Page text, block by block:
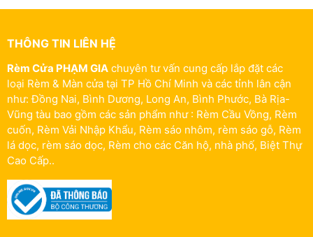
THÔNG TIN LIÊN HỆ
Rèm Cửa PHẠM GIA chuyên tư vấn cung cấp lắp đặt các
loại Rèm & Màn cửa tại TP Hồ Chí Minh và các tỉnh lân cận
như: Đồng Nai, Bình Dương, Long An, Bình Phước, Bà Rịa-
Vũng tàu bao gồm các sản phẩm như : Rèm Cầu Vồng, Rèm
cuốn, Rèm Vải Nhập Khẩu, Rèm sáo nhôm, rèm sáo gỗ, Rèm
lá dọc, rèm sáo dọc, Rèm cho các Căn hộ, nhà phố, Biệt Thự
Cao Cấp..